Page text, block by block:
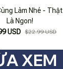
Làm Nhé - Thật
Là Ngon!
USD $22.99 USD
XEM